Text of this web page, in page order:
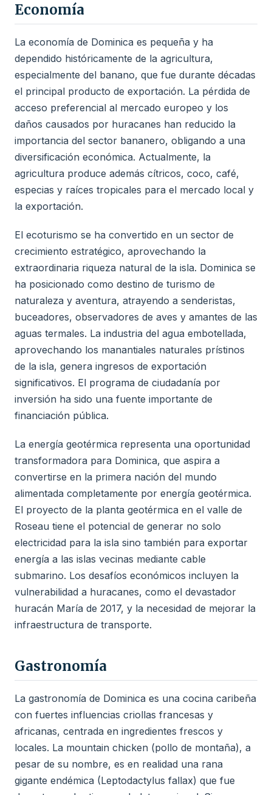
Economía
La economía de Dominica es pequeña y ha
dependido históricamente de la agricultura,
especialmente del banano, que fue durante décadas
el principal producto de exportación. La pérdida de
acceso preferencial al mercado europeo y los
daños causados por huracanes han reducido la
importancia del sector bananero, obligando a una
diversificación económica. Actualmente, la
agricultura produce además cítricos, coco, café,
especias y raíces tropicales para el mercado local y
la exportación.
El ecoturismo se ha convertido en un sector de
crecimiento estratégico, aprovechando la
extraordinaria riqueza natural de la isla. Dominica se
ha posicionado como destino de turismo de
naturaleza y aventura, atrayendo a senderistas,
buceadores, observadores de aves y amantes de las
aguas termales. La industria del agua embotellada,
aprovechando los manantiales naturales prístinos
de la isla, genera ingresos de exportación
significativos. El programa de ciudadanía por
inversión ha sido una fuente importante de
financiación pública.
La energía geotérmica representa una oportunidad
transformadora para Dominica, que aspira a
convertirse en la primera nación del mundo
alimentada completamente por energía geotérmica.
El proyecto de la planta geotérmica en el valle de
Roseau tiene el potencial de generar no solo
electricidad para la isla sino también para exportar
energía a las islas vecinas mediante cable
submarino. Los desafíos económicos incluyen la
vulnerabilidad a huracanes, como el devastador
huracán María de 2017, y la necesidad de mejorar la
infraestructura de transporte.
Gastronomía
La gastronomía de Dominica es una cocina caribeña
con fuertes influencias criollas francesas y
africanas, centrada en ingredientes frescos y
locales. La mountain chicken (pollo de montaña), a
pesar de su nombre, es en realidad una rana
gigante endémica (Leptodactylus fallax) que fue